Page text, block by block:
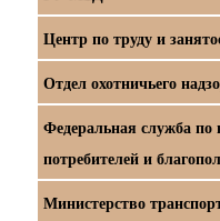
Центр по труду и
Отдел охотничьего
Федеральная служба
потребителей и
Министерство